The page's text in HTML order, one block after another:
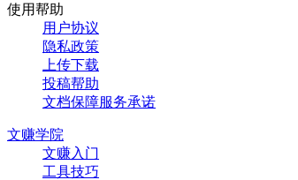
使用帮助
用户协议
隐私政策
上传下载
投稿帮助
文档保障服务承诺
文赚学院
文赚入门
工具技巧